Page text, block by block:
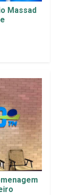
Massad